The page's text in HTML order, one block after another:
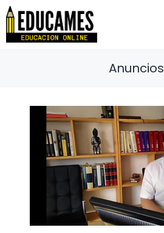
Saltar
contenido
Anuncios